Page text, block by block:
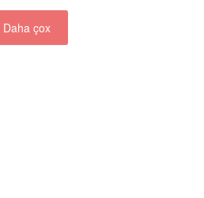
Daha çox